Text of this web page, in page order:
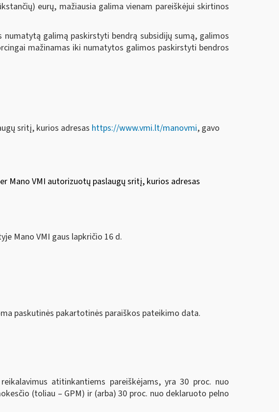
eurų, mažiausia galima vienam pareiškėjui skirtinos
galimą paskirstyti bendrą subsidijų sumą, galimos
mažinamas iki numatytos galimos paskirstyti bendros
sritį, kurios adresas https://www.vmi.lt/manovmi, gavo
Mano VMI autorizuotų paslaugų sritį, kurios adresas
Mano VMI gaus lapkričio 16 d.
paskutinės pakartotinės paraiškos pateikimo data.
atitinkantiems pareiškėjams, yra 30 proc. nuo
(toliau – GPM) ir (arba) 30 proc. nuo deklaruoto pelno